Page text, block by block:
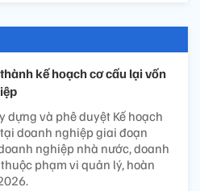
kế hoạch cơ cấu lại vốn
dựng và phê duyệt Kế hoạch
doanh nghiệp giai đoạn
nghiệp nhà nước, doanh
phạm vi quản lý, hoàn